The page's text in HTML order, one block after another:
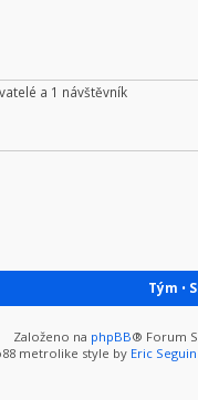
a 1 návštěvník
Tým •
Založeno na phpBB® Forum
metrolike style by Eric Seguin